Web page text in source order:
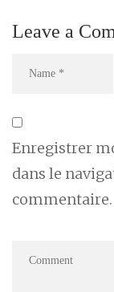
Leave a
Enregistrer
dans le
commentaire.